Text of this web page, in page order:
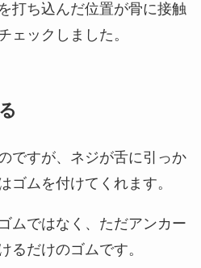
打ち込んだ位置が骨に接触
ェックしました。
ですが、ネジが舌に引っか
ゴムを付けてくれます。
ムではなく、ただアンカー
るだけのゴムです。